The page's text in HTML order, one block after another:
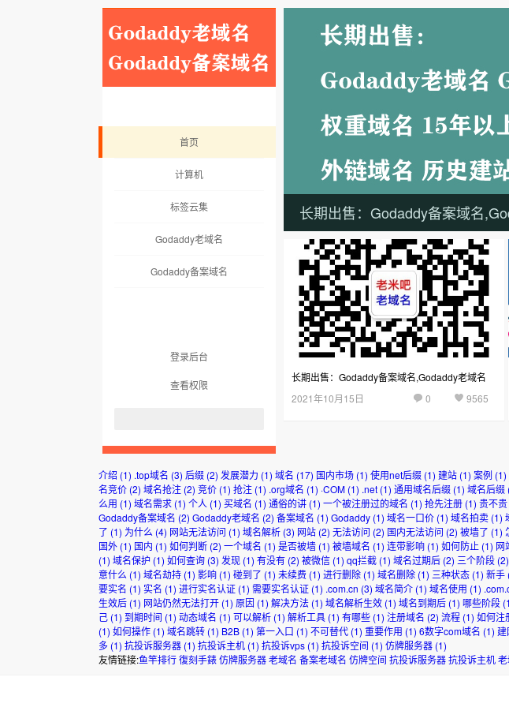
首页
计算机
标签云集
Godaddy老域名
Godaddy备案域名
登录后台
查看权限
长期出售：Godaddy备案域名
长期出售：Godaddy备案域名,Godaddy老域名
2021年10月15日
9565
0
介绍 (1) .top域名 (3) 后缀(2) 发展潜力 (1) 域名 (17) 国内市场(1) 使用net后缀(1) 建站(1) 案例 (1)
名竞价(2) 域名抢注(2) 竞价(1) 抢注(1) .org域名 (1) ·COM(1) .net(1) 通用域名后缀(1) 域名后缀
么用 (1) 域名需求(1) 个人 (1) 买域名 (1) 通俗的讲(1) 一个被注册过的域名 (1) 抢先注册(1) 贵不贵
Godaddy备案域名 (2) Godaddy老域名 (2) 备案域名 (1) Godaddy(1) 域名一口价(1) 域名拍卖(1)
了 (1) 为什么 (4) 网站无法访问 (1) 域名解析(3) 网站(2) 无法访问 (2) 国内无法访问 (2) 被墙了 (1)
国外(1) 国内 (1) 如何判断(2) 一个域名 (1) 是否被墙(1) 被墙域名 (1) 连带影响(1) 如何防止 (1) 网
(1) 域名保护 (1) 如何查询(3) 发现(1) 有没有(2) 被微信(1) qq拦截(1) 域名过期后(2) 三个阶段(2)
意什么 (1) 域名劫持(1) 影响(1) 碰到了 (1) 未续费(1) 进行删除(1) 域名删除(1) 三种状态(1) 新手
要实名 (1) 实名 (1) 进行实名认证(1) 需要实名认证(1) .com.cn (3) 域名简介(1) 域名使用 (1)
生效后(1) 网站仍然无法打开(1) 原因 (1) 解决方法(1) 域名解析生效(1) 域名到期后(1) 哪些阶段
己(1) 到期时间 (1) 动态域名 (1) 可以解析(1) 解析工具(1) 有哪些(1) 注册域名 (2) 流程(1) 如何注
(1) 如何操作(1) 域名跳转(1) B2B(1) 第一入口 (1) 不可替代(1) 重要作用 (1) 6数字com域名 (1) 建
多(1) 抗投诉服务器(1) 抗投诉主机(1) 抗投诉vps(1) 抗投诉空间 (1) 仿牌服务器(1)
友情链接:鱼竿排行 復刻手錶 仿牌服务器 老域名 备案老域名 仿牌空间 抗投诉服务器 抗投诉主机